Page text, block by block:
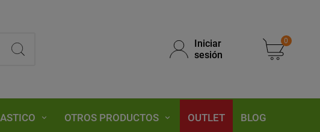
Iniciar
sesión
0
OTROS PRODUCTOS OUTLET BLOG